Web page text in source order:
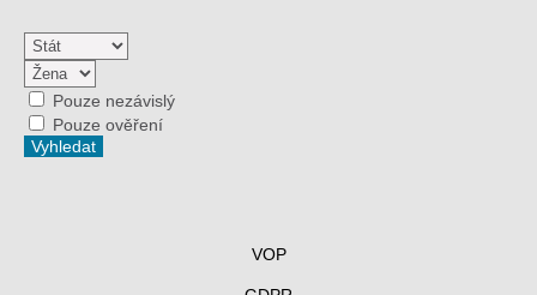
Pouze nezávislý
Pouze ověření
VOP